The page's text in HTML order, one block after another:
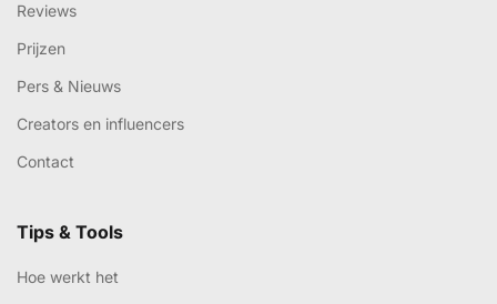
Reviews
Prijzen
Pers & Nieuws
Creators en influencers
Contact
Tips & Tools
Hoe werkt het